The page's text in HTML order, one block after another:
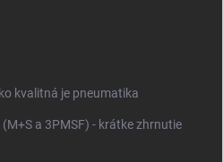
kvalitná je pneumatika
a 3PMSF) - krátke zhrnutie